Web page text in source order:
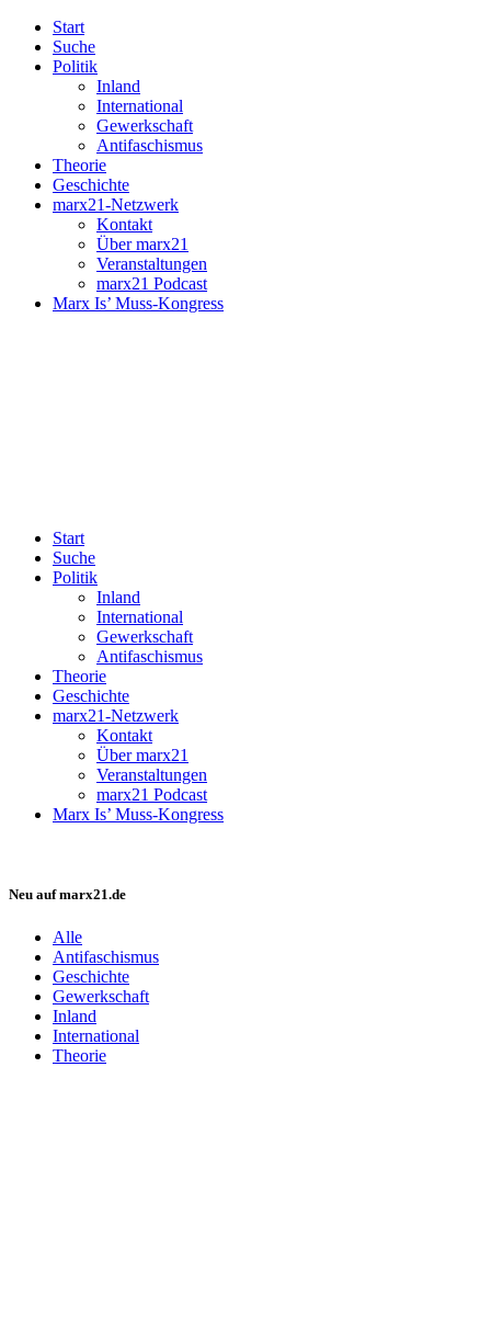
Start
Suche
Politik
Inland
International
Gewerkschaft
Antifaschismus
Theorie
Geschichte
marx21-Netzwerk
Kontakt
Über marx21
Veranstaltungen
marx21 Podcast
Marx Is’ Muss-Kongress
Start
Suche
Politik
Inland
International
Gewerkschaft
Antifaschismus
Theorie
Geschichte
marx21-Netzwerk
Kontakt
Über marx21
Veranstaltungen
marx21 Podcast
Marx Is’ Muss-Kongress
Neu auf marx21.de
Alle
Antifaschismus
Geschichte
Gewerkschaft
Inland
International
Theorie